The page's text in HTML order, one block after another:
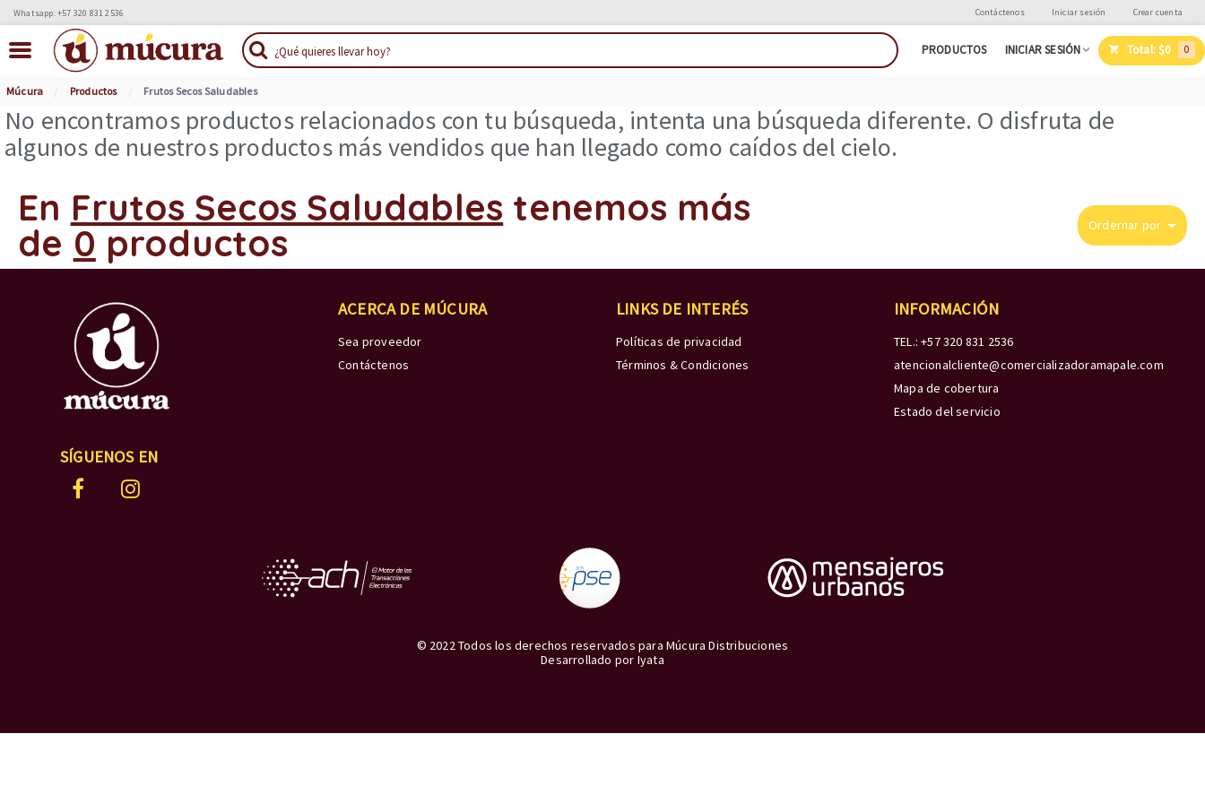
Whatsapp: +57 320 831 2536 Contáctenos Iniciar sesión Crear cuenta
PRODUCTOS INICIAR SESIÓN Total:$0 0
Múcura Productos Frutos Secos Saludables
No encontramos productos relacionados con tu búsqueda, intenta una búsqueda diferente. O disfruta de
algunos de nuestros productos más vendidos que han llegado como caídos del cielo.
En Frutos Secos Saludables tenemos más
de 0 productos Ordernar por
SÍGUENOS EN
ACERCA DE MÚCURA
Sea proveedor
Contáctenos
LINKS DE INTERÉS
Políticas de privacidad
Términos & Condiciones
INFORMACIÓN
TEL.: +57 320 831 2536
atencionalcliente@comercializadoramapale.com
Mapa de cobertura
Estado del servicio
© 2022 Todos los derechos reservados para Múcura Distribuciones
Desarrollado por Iyata